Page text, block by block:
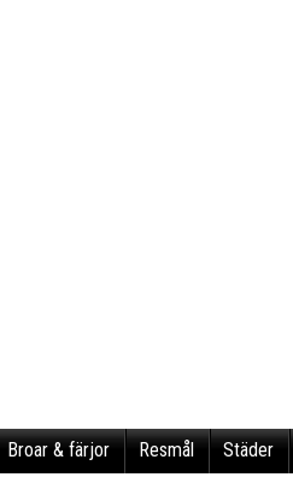
Broar & färjor Resmål Städer